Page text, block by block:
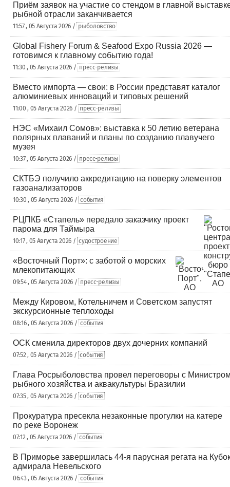
Приём заявок на участие со стендом в главной
рыбной отрасли заканчивается
11:57 , 05 Августа 2026 / рыболовство
Global Fishery Forum & Seafood Expo Russia 2026 —
готовимся к главному событию года!
11:30 , 05 Августа 2026 / пресс-релизы
Вместо импорта — свои: в России представят каталог
алюминиевых инноваций и типовых решений
11:00 , 05 Августа 2026 / пресс-релизы
НЭС «Михаил Сомов»: выставка к 50 летию ветерана
полярных плаваний и планы по созданию плавучего
музея
10:37 , 05 Августа 2026 / пресс-релизы
СКТБЭ получило аккредитацию на поверку элементов
газоанализаторов
10:30 , 05 Августа 2026 / события
РЦПКБ «Стапель» передало заказчику проект
парома для Таймыра
10:17 , 05 Августа 2026 / судостроение
«Восточный Порт»: с заботой о морских
млекопитающих
09:54 , 05 Августа 2026 / пресс-релизы
Между Кировом, Котельничем и Советском запустят
экскурсионные теплоходы
08:16 , 05 Августа 2026 / события
ОСК сменила директоров двух дочерних компаний
07:52 , 05 Августа 2026 / события
Глава Росрыболовства провел переговоры с
рыбного хозяйства и аквакультуры Бразилии
07:35 , 05 Августа 2026 / события
Прокуратура пресекла незаконные прогулки на катере
по реке Воронеж
07:12 , 05 Августа 2026 / события
В Приморье завершилась 44-я парусная регата на
адмирала Невельского
06:43 , 05 Августа 2026 / события